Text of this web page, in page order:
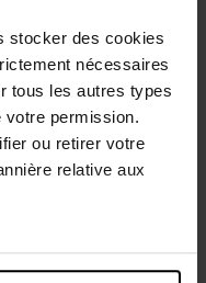
stocker des cookies
nécessaires
tous les autres types
votre permission.
ou retirer votre
relative aux
il est nécessaire de
chaque
toutes les